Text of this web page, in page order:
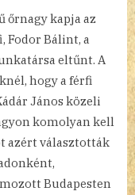
őrnagy kapja az
Fodor Bálint, a
eltűnt. A
hogy a férfi
János közeli
komolyan kell
azért választották
Budapesten